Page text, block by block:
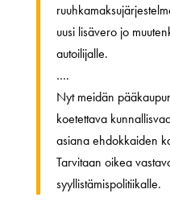
uusi lisävero jo
autoilijalle.
….
Nyt meidän
koetettava
asiana ehdokkaiden
Tarvitaan oikea
syyllistämispolitiikalle.